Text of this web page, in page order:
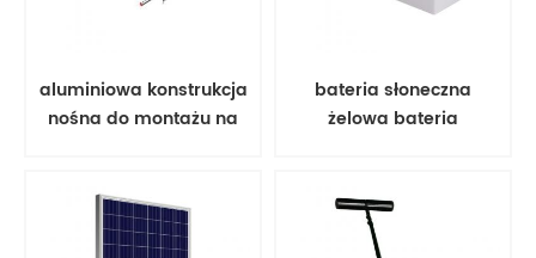
aluminiowa konstrukcja
nośna do montażu na
bateria słoneczna
żelowa bateria